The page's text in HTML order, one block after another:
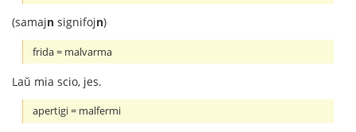
(samajn signifojn)
frida = malvarma
Laŭ mia scio, jes.
apertigi = malfermi